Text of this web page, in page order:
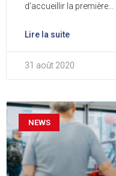
d’accueillir la première
Lire la suite
31 août 2020
NEWS